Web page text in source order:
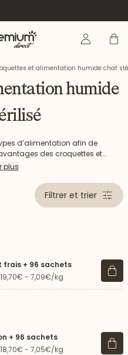
Se Panier
et alimentation humide chat
humide
d’alimentation afin de
des croquettes et
est conseillée
sujets à certains problèmes
l’une des meilleures
félin. Chez Ultra Premium
les chats stérilisés.
plus
Filtrer et trier
frais + 96 sachets
- 7,09€/kg Voir
+ 96 sachets
- 7,05€/kg Voir